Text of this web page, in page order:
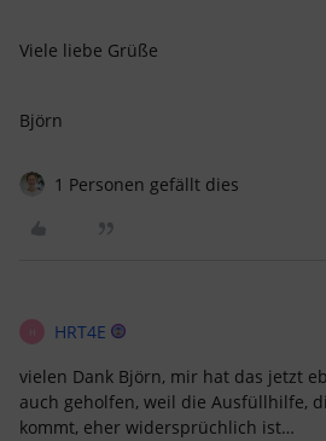
Viele liebe Grüße
Björn
1 Personen gefällt dies
HRT4E
vielen Dank Björn, mir hat das jetzt
auch geholfen, weil die Ausfüllhilfe,
kommt, eher widersprüchlich ist…